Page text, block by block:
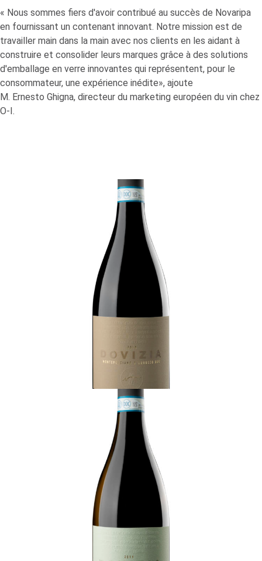
« Nous sommes fiers d'avoir contribué au succès de Novaripa
en fournissant un contenant innovant. Notre mission est de
travailler main dans la main avec nos clients en les aidant à
construire et consolider leurs marques grâce à des solutions
d'emballage en verre innovantes qui représentent, pour le
consommateur, une expérience inédite», ajoute
M. Ernesto Ghigna, directeur du marketing européen du vin chez
O-I.